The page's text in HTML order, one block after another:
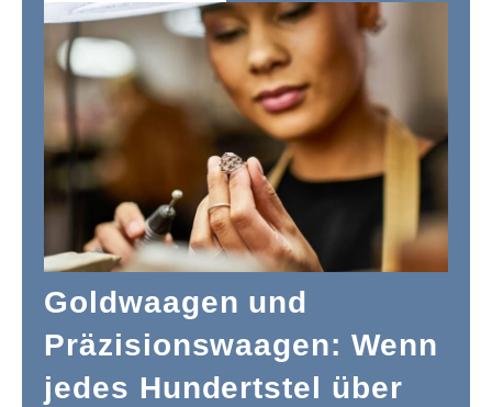
Goldwaagen und
Präzisionswaagen: Wenn
jedes Hundertstel über